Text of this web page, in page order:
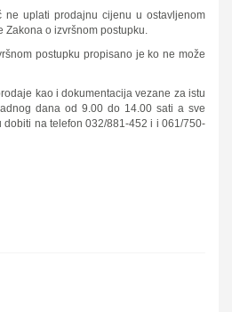
ne uplati prodajnu cijenu u ostavljenom
Zakona o izvršnom postupku.
postupku propisano je ko ne može
kao i dokumentacija vezane za istu
dana od 9.00 do 14.00 sati a sve
na telefon 032/881-452 i i 061/750-